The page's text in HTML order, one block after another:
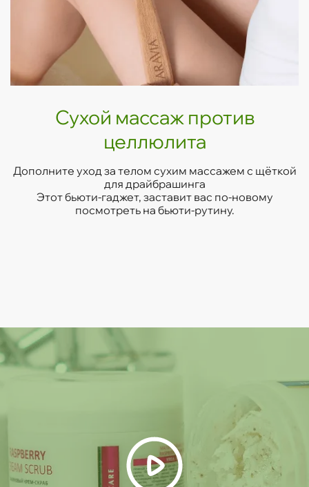
Сухой массаж против
целлюлита
Дополните уход за телом сухим массажем с щёткой
для драйбрашинга
Этот бьюти-гаджет, заставит вас по-новому
посмотреть на бьюти-рутину.